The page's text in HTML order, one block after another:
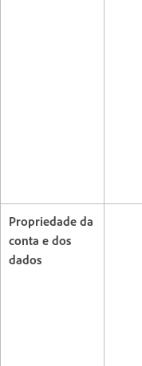
Propriedade da
conta e dos
dados